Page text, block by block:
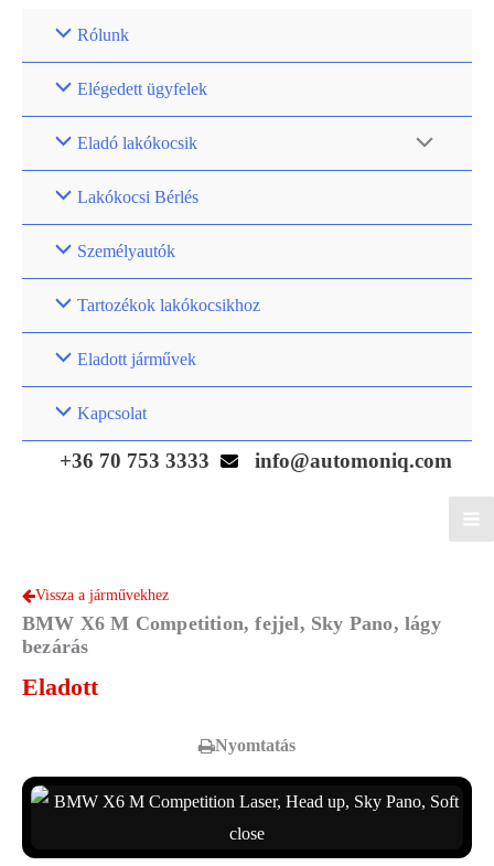
Rólunk
Elégedett ügyfelek
Eladó lakókocsik
Lakókocsi Bérlés
Személyautók
Tartozékok lakókocsikhoz
Eladott járművek
Kapcsolat
+36 70 753 3333 info@automoniq.com
Vissza a járművekhez
BMW X6 M Competition, fejjel, Sky Pano, lágy
bezárás
Eladott
Nyomtatás